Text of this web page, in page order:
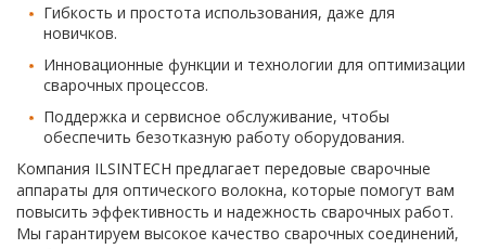
Гибкость и простота использования, даже для
новичков.
Инновационные функции и технологии для оптимизации
сварочных процессов.
Поддержка и сервисное обслуживание, чтобы
обеспечить безотказную работу оборудования.
Компания ILSINTECH предлагает передовые сварочные
аппараты для оптического волокна, которые помогут вам
повысить эффективность и надежность сварочных работ.
Мы гарантируем высокое качество сварочных соединений,